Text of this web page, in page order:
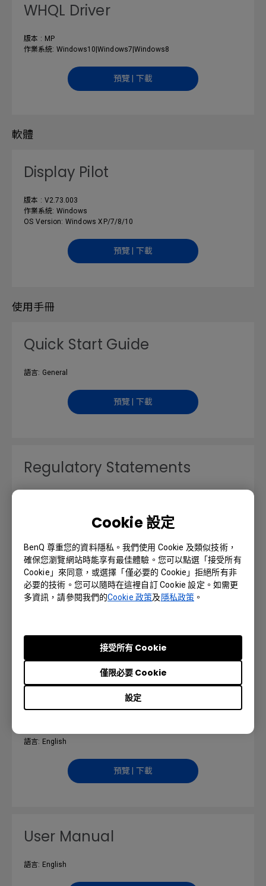
Cookie 設定
BenQ 尊重您的資料隱私。我們使用 Cookie 及類似技術，
確保您瀏覽網站時能享有最佳體驗。您可以點選「接受所有
Cookie」來同意，或選擇「僅必要的 Cookie」拒絕所有非
必要的技術。您可以隨時在這裡自訂 Cookie 設定。如需更
多資訊，請參閱我們的Cookie 政策及 隱私政策。
設定
僅限必要 Cookie
接受所有 Cookie
WHQL Driver
版本 : MP
作業系統: Windows10|Windows7|Windows8
預覽 | 下載
軟體
Display Pilot
版本 : V2.73.003
作業系統: Windows
OS Version: Windows XP/7/8/10
預覽 | 下載
使用手冊
Quick Start Guide
語言: General
預覽 | 下載
Regulatory Statements
預覽 | 下載
Resolution file
預覽 | 下載
Safety Warning and Notice
語言: English
預覽 | 下載
User Manual
語言: English